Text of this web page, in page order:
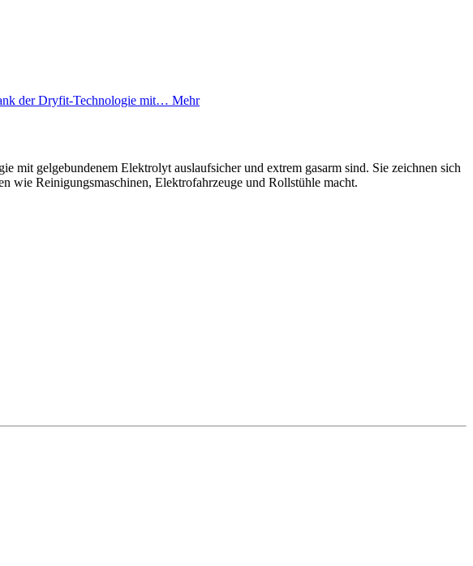
der Dryfit-Technologie mit… Mehr
mit gelgebundenem Elektrolyt auslaufsicher und extrem gasarm sind. Sie zeichnen sich
wie Reinigungsmaschinen, Elektrofahrzeuge und Rollstühle macht.